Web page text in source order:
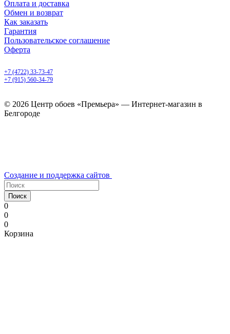
Оплата и доставка
Обмен и возврат
Как заказать
Гарантия
Пользовательское соглашение
Оферта
+7 (4722) 33-73-47
+7 (915) 560-34-79
© 2026 Центр обоев «Премьера» — Интернет-магазин в
Белгороде
Создание и поддержка сайтов
Поиск
0
0
0
Корзина